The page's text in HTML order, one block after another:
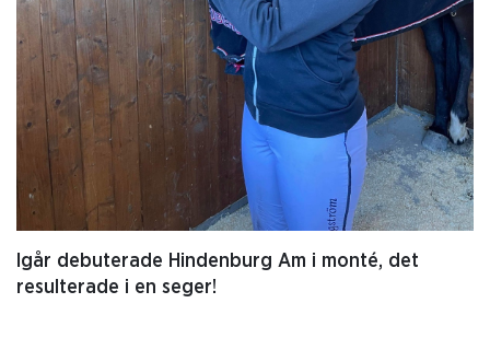
Igår debuterade Hindenburg Am i monté, det
resulterade i en seger!